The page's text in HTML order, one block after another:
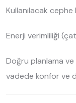
Kullanılacak
Enerji verimliliği
Doğru planlama
vadede konfor ve